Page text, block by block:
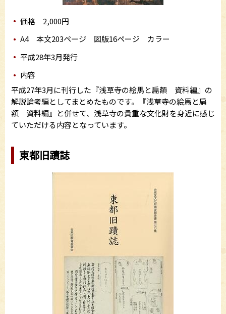
価格 2,000円
A4 本文203ページ 図版16ページ カラー
平成28年3月発行
内容
平成27年3月に刊行した『浅草寺の絵馬と扁額 資料編』の
解説論考編としてまとめたものです。『浅草寺の絵馬と扁
額 資料編』と併せて、浅草寺の貴重な文化財を身近に感じ
ていただける内容となっています。
東都旧蹟誌